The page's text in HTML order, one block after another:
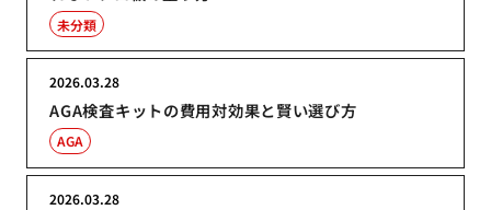
未分類
AGA検査キットの費用対効果と賢い選び方
2026.03.28
AGA
2026.03.28